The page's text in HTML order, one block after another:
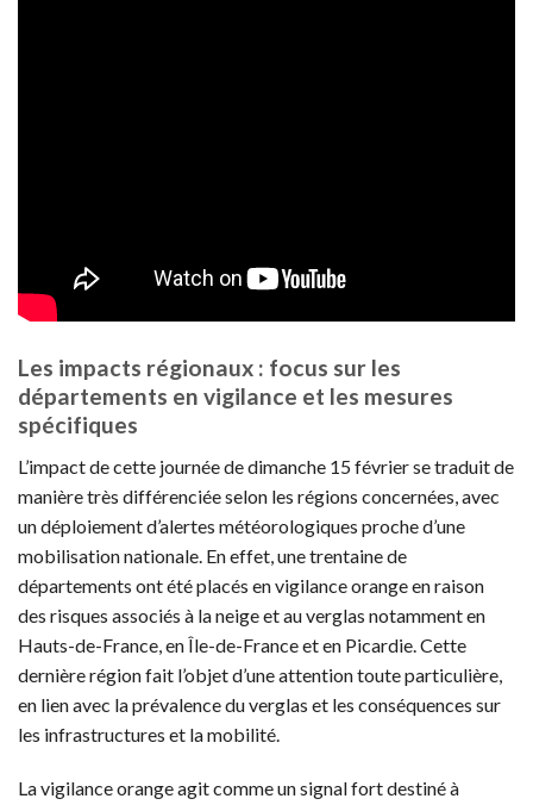
Les impacts régionaux : focus sur les
départements en vigilance et les mesures
spécifiques
L’impact de cette journée de dimanche 15 février se traduit de
manière très différenciée selon les régions concernées, avec
un déploiement d’alertes météorologiques proche d’une
mobilisation nationale. En effet, une trentaine de
départements ont été placés en vigilance orange en raison
des risques associés à la neige et au verglas notamment en
Hauts-de-France, en Île-de-France et en Picardie. Cette
dernière région fait l’objet d’une attention toute particulière,
en lien avec la prévalence du verglas et les conséquences sur
les infrastructures et la mobilité.
La vigilance orange agit comme un signal fort destiné à